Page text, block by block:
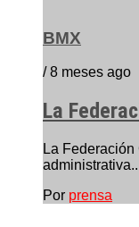
BMX
/ 8 meses ago
La
La
Por prensa